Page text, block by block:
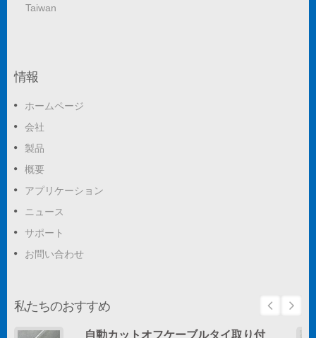
Taiwan
情報
ホームページ
会社
製品
概要
アプリケーション
ニュース
サポート
お問い合わせ
私たちのおすすめ
自動カットオフケーブルタイ取り付